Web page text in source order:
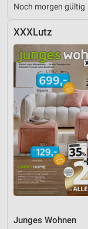
Noch morgen gültig
XXXLutz
Junges Wohnen